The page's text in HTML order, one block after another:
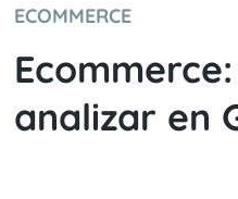
ECOMMERCE
analizar en